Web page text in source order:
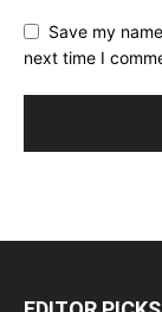
Save my
next time I